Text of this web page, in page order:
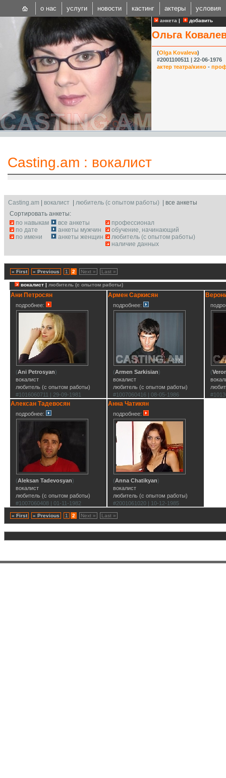
анкета | добавить
Ольга
(Olga Kovaleva)
#2001100511 | 22-06-1976
актер театра/кино -
Casting.am : вокалист
Casting.am вокалист любитель (с опытом работы) | все анкеты
Сортировать анкеты:
по навыкам
по дате
по имени
все анкеты
анкеты мужчин
анкеты женщин
профессионал
обучение, начинающий
любитель (с опытом работы)
наличие данных
« First « Previous 1 2 Next » Last »
вокалист | любитель (с опытом работы)
Ани Петросян
подробнее:
(Ani Petrosyan)
вокалист
любитель (с опытом работы)
#1016060711 | 29-09-1981
Армен Саркисян
подробнее:
(Armen Sarkisian)
вокалист
любитель (с опытом работы)
#1007060416 | 08-05-1986
(
Алексан Тадевосян
подробнее:
(Aleksan Tadevosyan)
вокалист
любитель (с опытом работы)
#1007060408 | 01-11-1982
Анна Чатикян
подробнее:
(Anna Chatikyan)
вокалист
любитель (с опытом работы)
#2001061020 | 10-12-1985
« First « Previous 1 2 Next » Last »
о нас услуги новости кастинг актеры условия